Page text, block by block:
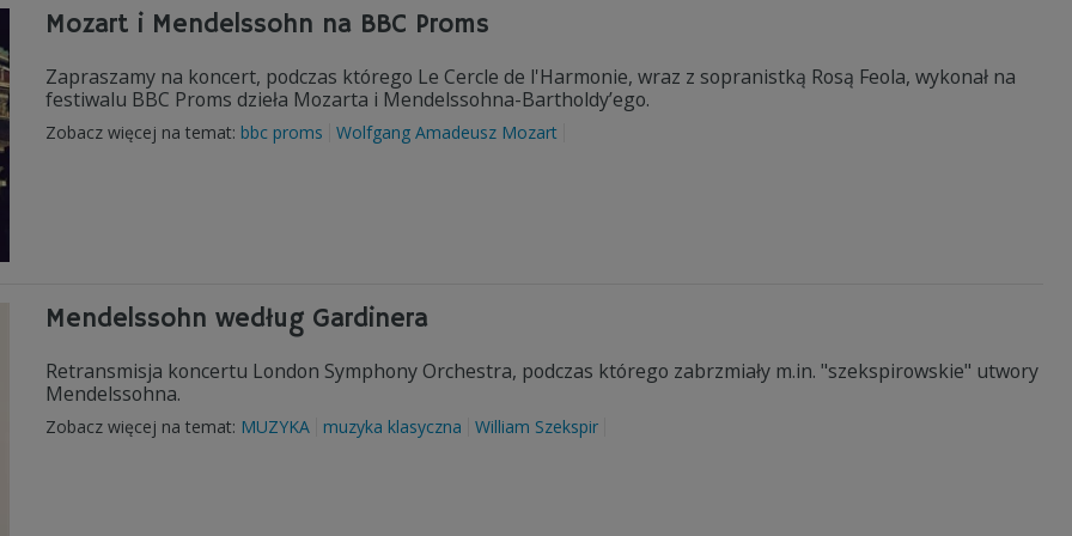
Mozart i Mendelssohn na BBC Proms
Zapraszamy na koncert, podczas którego Le Cercle de l'Harmonie, wraz z sopranistką Rosą Feola, wykonał na
festiwalu BBC Proms dzieła Mozarta i Mendelssohna-Bartholdy’ego.
Zobacz więcej na temat: bbc proms Wolfgang Amadeusz Mozart
Mendelssohn według Gardinera
Retransmisja koncertu London Symphony Orchestra, podczas którego zabrzmiały m.in. "szekspirowskie" utwory
Mendelssohna.
Zobacz więcej na temat: MUZYKA muzyka klasyczna William Szekspir